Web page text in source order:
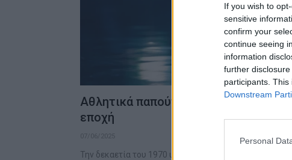
If you wish to
sensitive
confirm your
continue seeing
information
further
participants.
Downstream
Personal
Αθλητικά παπούτσια των 70s: Τα
εποχή
07/06/2025
Την δεκαετία του 1970 υπήρξαν μεγάλες αλλαγές και